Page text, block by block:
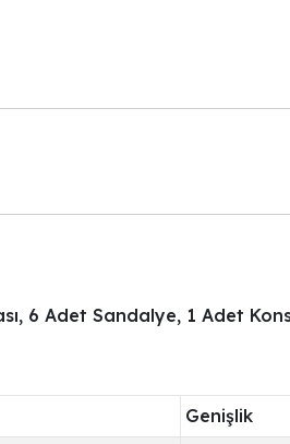
6 Adet Sandalye, 1 Adet
Genişlik